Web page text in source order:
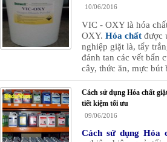
10/06/2016
VIC - OXY là hóa
OXY. Hóa chất được
nghiệp giặt là, tẩy
đánh tan các vết bẩn
cây, thức ăn, mực bút
Cách sử dụng Hóa chất
tiết kiệm tối ưu
09/06/2016
Cách sử dụng Hóa